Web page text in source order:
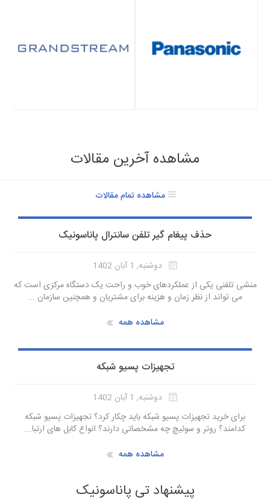
مشاهده آخرین مقالات
حذف پیغام گیر تلفن سانترال پاناسونیک
دوشنبه, 1 آبان 1402
منشی تلفنی یکی از عملکردهای خوب و راحت یک دستگاه مرکزی است که
می تواند از نظر زمان و هزینه برای مشتریان و همچنین سازمان ...
مشاهده همه
تجهیزات پسیو شبکه
دوشنبه, 1 آبان 1402
برای خرید تجهیزات پسیو شبکه باید چکار کرد؟ تجهیزات پسیو شبکه
کدامند؟ روتر و سوئیچ چه مشخصاتی دارند؟ انواع کابل های ارتبا...
مشاهده همه
مشاهده تمام مقالات
پیشنهاد تی پاناسونیک